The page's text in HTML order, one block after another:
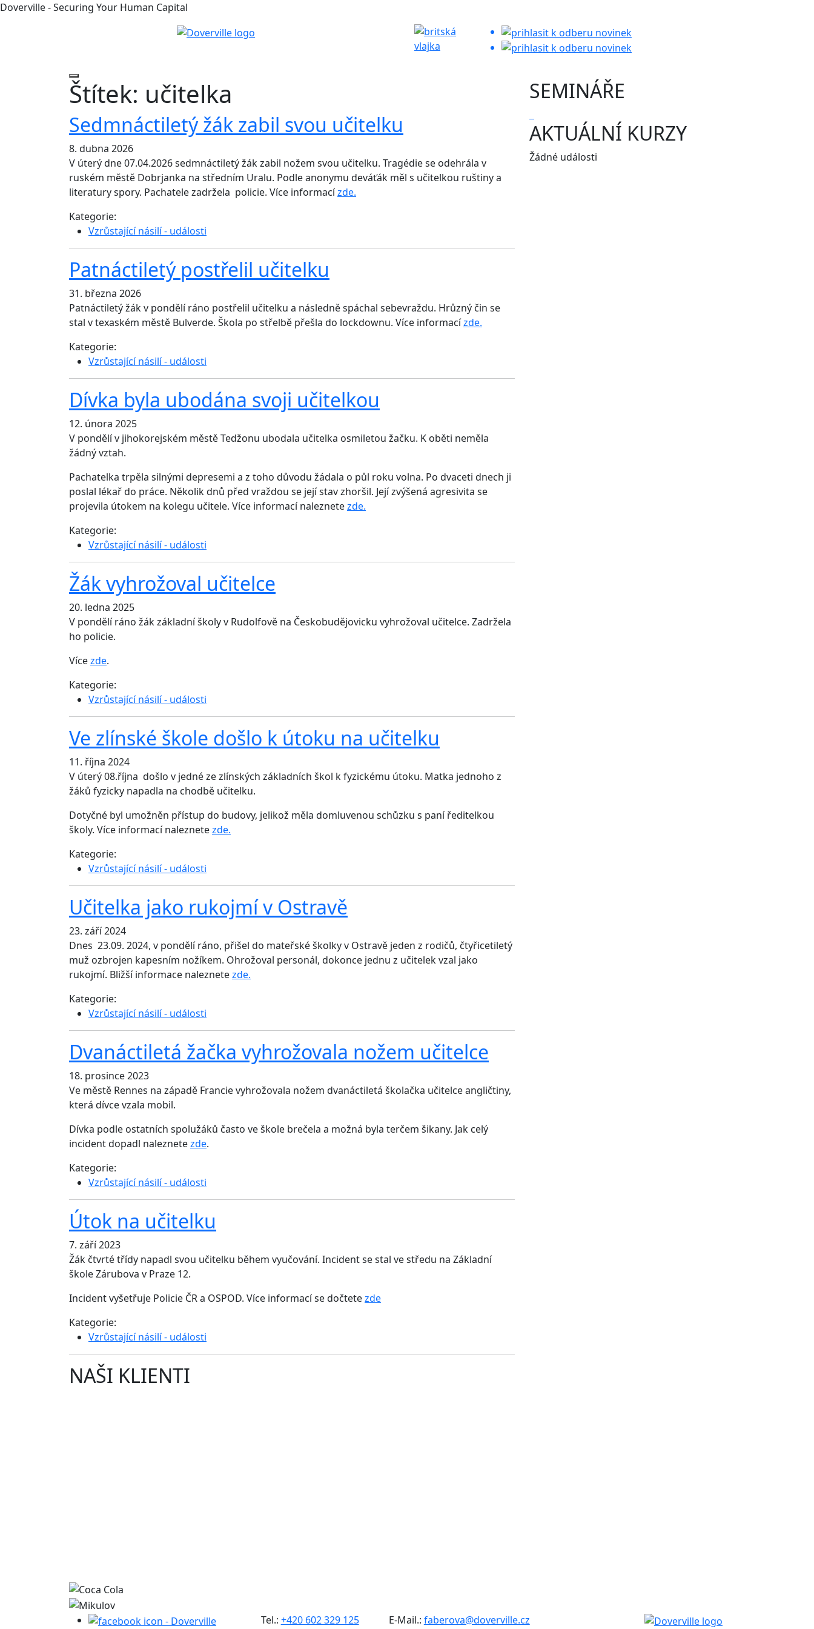
Doverville - Securing Your Human Capital
Štítek: učitelka
Sedmnáctiletý žák zabil svou učitelku
8. dubna 2026
V úterý dne 07.04.2026 sedmnáctiletý žák zabil nožem svou učitelku. Tragédie se odehrála v
ruském městě Dobrjanka na středním Uralu. Podle anonymu deváťák měl s učitelkou ruštiny a
literatury spory. Pachatele zadržela policie. Více informacízde.
Kategorie:
Vzrůstající násilí - události
Patnáctiletý postřelil učitelku
31. března 2026
Patnáctiletý žák v pondělí ráno postřelil učitelku a následně spáchal sebevraždu. Hrůzný čin se
stal v texaském městě Bulverde. Škola po střelbě přešla do lockdownu. Více informacízde.
Kategorie:
Vzrůstající násilí - události
Dívka byla ubodána svoji učitelkou
12. února 2025
V pondělí v jihokorejském městě Tedžonu ubodala učitelka osmiletou žačku. K oběti neměla
žádný vztah.
Pachatelka trpěla silnými depresemi a z toho důvodu žádala o půl roku volna. Po dvaceti dnech ji
poslal lékař do práce. Několik dnů před vraždou se její stav zhoršil. Její zvýšená agresivita se
projevila útokem na kolegu učitele. Více informací naleznetezde.
Kategorie:
Vzrůstající násilí - události
Žák vyhrožoval učitelce
20. ledna 2025
V pondělí ráno žák základní školy v Rudolfově na Českobudějovicku vyhrožoval učitelce. Zadržela
ho policie.
Vícezde.
Kategorie:
Vzrůstající násilí - události
Ve zlínské škole došlo k útoku na učitelku
11. října 2024
V úterý 08.října došlo v jedné ze zlínských základních škol k fyzickému útoku. Matka jednoho z
žáků fyzicky napadla na chodbě učitelku.
Dotyčné byl umožněn přístup do budovy, jelikož měla domluvenou schůzku s paní ředitelkou
školy. Více informací naleznetezde.
Kategorie:
Vzrůstající násilí - události
Učitelka jako rukojmí v Ostravě
23. září 2024
Dnes 23.09. 2024, v pondělí ráno, přišel do mateřské školky v Ostravě jeden z rodičů, čtyřicetiletý
muž ozbrojen kapesním nožíkem. Ohrožoval personál, dokonce jednu z učitelek vzal jako
rukojmí. Bližší informace naleznetezde.
Kategorie:
Vzrůstající násilí - události
Dvanáctiletá žačka vyhrožovala nožem učitelce
18. prosince 2023
Ve městě Rennes na západě Francie vyhrožovala nožem dvanáctiletá školačka učitelce angličtiny,
která dívce vzala mobil.
Dívka podle ostatních spolužáků často ve škole brečela a možná byla terčem šikany. Jak celý
incident dopadl naleznetezde.
Kategorie:
Vzrůstající násilí - události
Útok na učitelku
7. září 2023
Žák čtvrté třídy napadl svou učitelku během vyučování. Incident se stal ve středu na Základní
škole Zárubova v Praze 12.
Incident vyšetřuje Policie ČR a OSPOD. Více informací se dočtetezde
Kategorie:
Vzrůstající násilí - události
SEMINÁŘE
AKTUÁLNÍ KURZY
Žádné události
NAŠI KLIENTI
Tel.: +420 602 329 125 E-Mail.: faberova@doverville.cz